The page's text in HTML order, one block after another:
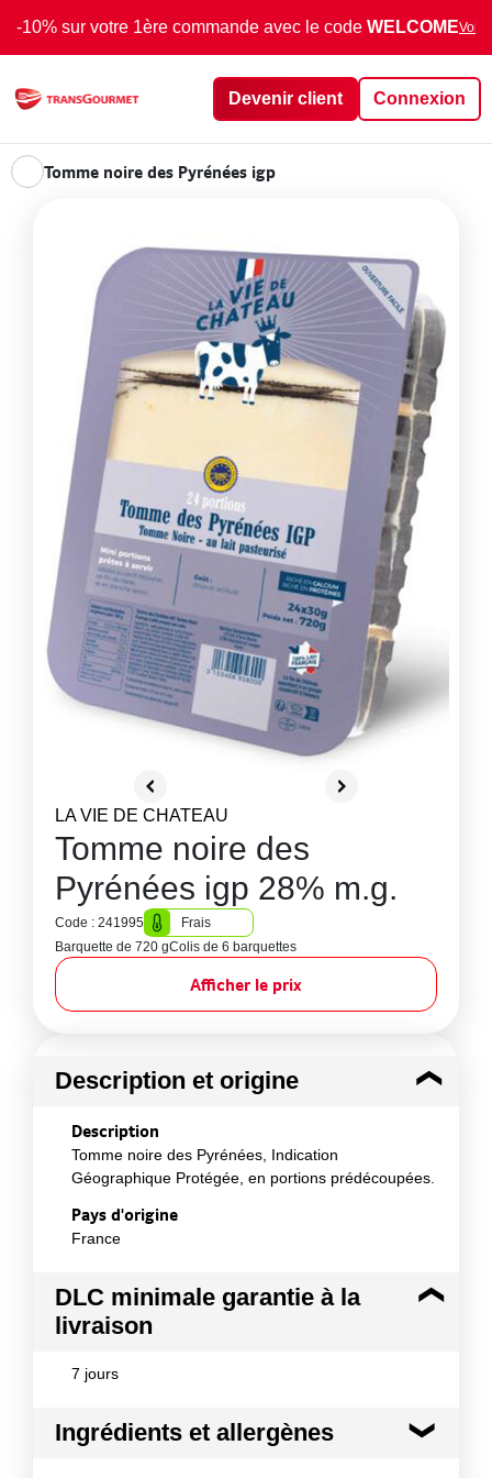
-10% sur votre 1ère commande avec le code WELCOMEVoir
Devenir client Connexion
Tomme noire des Pyrénées igp
LA VIE DE CHATEAU
Tomme noire des
Pyrénées igp 28% m.g.
Code : 241995
Frais
Barquette de 720 gColis de 6 barquettes
Afficher le prix
Description et origine
Description
Tomme noire des Pyrénées, Indication
Géographique Protégée, en portions prédécoupées.
Pays d'origine
France
DLC minimale garantie à la
livraison
7 jours
Ingrédients et allergènes